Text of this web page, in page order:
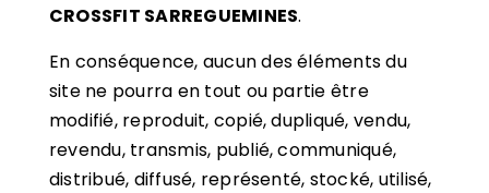
CROSSFIT SARREGUEMINES.
En conséquence, aucun des éléments du
site ne pourra en tout ou partie être
modifié, reproduit, copié, dupliqué, vendu,
revendu, transmis, publié, communiqué,
distribué, diffusé, représenté, stocké, utilisé,